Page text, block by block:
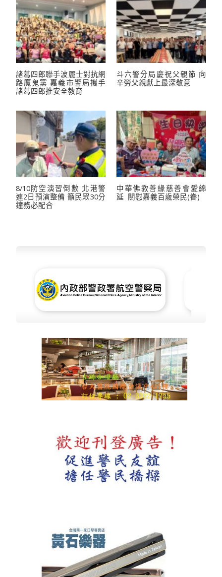
諸葛四郎聯手波麗士對抗網
路魔鬼黨 嘉義市警局攜手
諸葛四郎推安全教育
斗六警分局慶祝父親節 向
辛勞父親獻上最深敬意
8/10防空演習倒數 北港警
連2日預演整備 籲民眾30分
鐘務必配合
中華佛教善緣慈善會愛綿
延 關慰嘉義百歲榮民(眷)